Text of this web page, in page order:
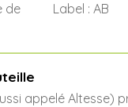
de
Label : AB
appelé Altesse)